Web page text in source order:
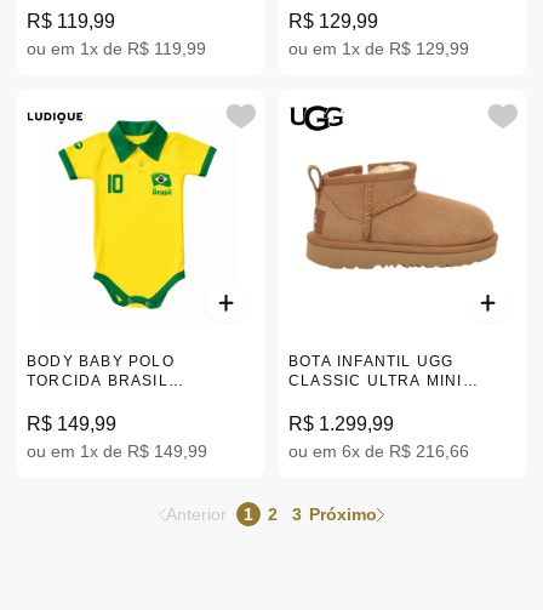
R$ 119,99
ou em 1x de R$ 119,99
R$ 129,99
ou em 1x de R$ 129,99
BODY BABY POLO
TORCIDA BRASIL
R$ 149,99
ou em 1x de R$ 149,99
BOTA INFANTIL UGG
CLASSIC ULTRA MINI
CHE
R$ 1.299,99
ou em 6x de R$ 216,66
Anterior 1 2 3 Próximo